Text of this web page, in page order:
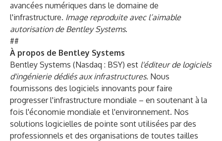
avancées numériques dans le domaine de
l'infrastructure. Image reproduite avec l’aimable
autorisation de Bentley Systems.
##
À propos de Bentley Systems
Bentley Systems (Nasdaq : BSY) est l'éditeur de logiciels
d'ingénierie dédiés aux infrastructures. Nous
fournissons des logiciels innovants pour faire
progresser l'infrastructure mondiale – en soutenant à la
fois l'économie mondiale et l'environnement. Nos
solutions logicielles de pointe sont utilisées par des
professionnels et des organisations de toutes tailles